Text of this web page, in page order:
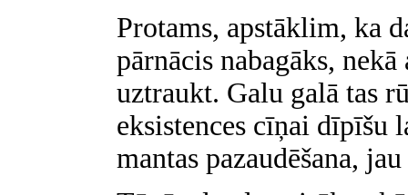
Protams, apstāklim, ka
pārnācis nabagāks,
uztraukt. Galu galā tas
eksistences cīņai dīpīšu
mantas pazaudēšana,